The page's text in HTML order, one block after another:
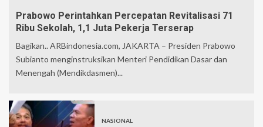
Prabowo Perintahkan Percepatan Revitalisasi 71
Ribu Sekolah, 1,1 Juta Pekerja Terserap
Bagikan.. ARBindonesia.com, JAKARTA – Presiden Prabowo
Subianto menginstruksikan Menteri Pendidikan Dasar dan
Menengah (Mendikdasmen)...
NASIONAL